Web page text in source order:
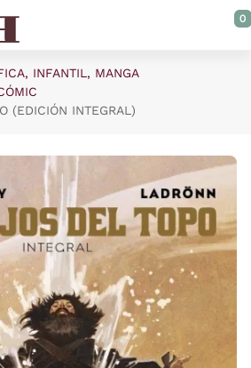
0
INFANTIL, MANGA
(EDICIÓN INTEGRAL)